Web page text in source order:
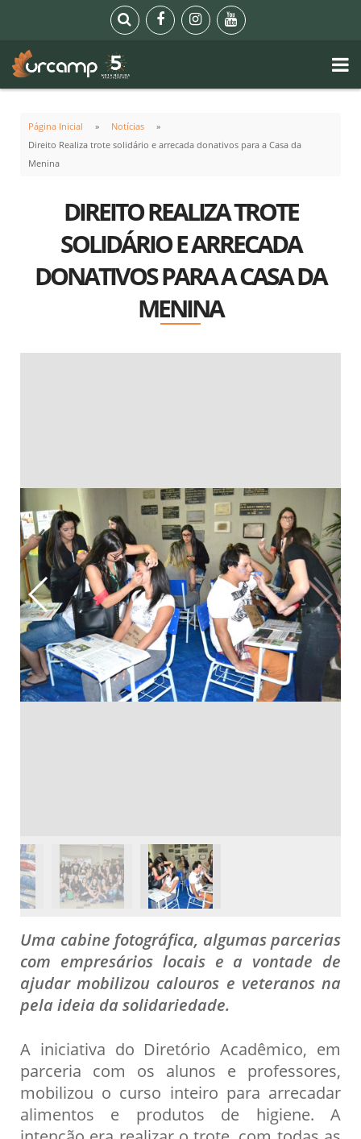
Página Inicial
Notícias
Direito Realiza trote solidário e arrecada donativos para a Casa da
Menina
DIREITO REALIZA TROTE
SOLIDÁRIO E ARRECADA
DONATIVOS PARA A CASA DA
MENINA
Uma cabine fotográfica, algumas parcerias
com empresários locais e a vontade de
ajudar mobilizou calouros e veteranos na
pela ideia da solidariedade.
A iniciativa do Diretório Acadêmico, em
parceria com os alunos e professores,
mobilizou o curso inteiro para arrecadar
alimentos e produtos de higiene. A